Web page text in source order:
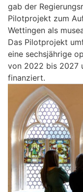
gab der
Pilotprojekt zum
Wettingen als
Das Pilotprojekt
eine sechsjährige
von 2022 bis 2027
finanziert.